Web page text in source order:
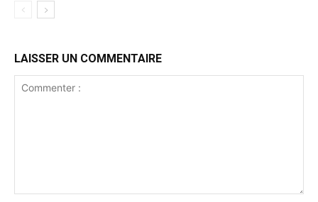
LAISSER UN COMMENTAIRE